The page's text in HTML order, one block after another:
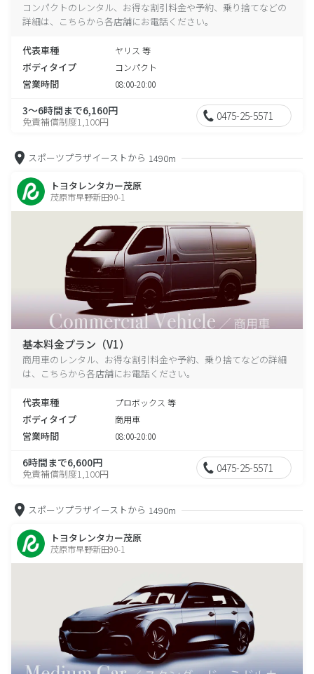
コンパクトのレンタル、お得な割引料金や予約、乗り捨てなどの
詳細は、こちらから各店舗にお電話ください。
代表車種 ヤリス 等
ボディタイプ コンパクト
営業時間 08:00-20:00
3～6時間まで6,160円
免責補償制度1,100円 0475-25-5571
スポーツプラザイーストから 1490m
トヨタレンタカー茂原
茂原市早野新田90-1
基本料金プラン（V1）
商用車のレンタル、お得な割引料金や予約、乗り捨てなどの詳細
は、こちらから各店舗にお電話ください。
代表車種 プロボックス 等
ボディタイプ 商用車
営業時間 08:00-20:00
6時間まで6,600円
免責補償制度1,100円 0475-25-5571
スポーツプラザイーストから 1490m
トヨタレンタカー茂原
茂原市早野新田90-1